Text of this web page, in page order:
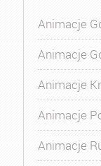
Animacje
Animacje
Animacje
Animacje
Animacje